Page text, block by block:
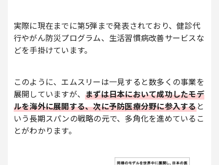
実際に現在までに第5弾まで発表されており、健診代
行やがん防災プログラム、生活習慣病改善サービスな
どを手掛けています。
このように、エムスリーは一見すると数多くの事業を
展開していますが、まずは日本において成功したモデ
ルを海外に展開する、次に予防医療分野に参入すると
いう長期スパンの戦略の元で、多角化を進めているこ
とがわかります。